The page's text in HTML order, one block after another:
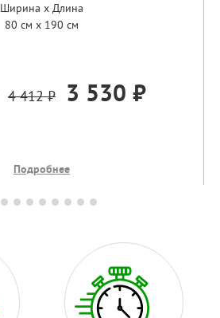
Ширина x Длина
80 см x 190 см
4 412 ₽ 3 530 ₽
Подробнее